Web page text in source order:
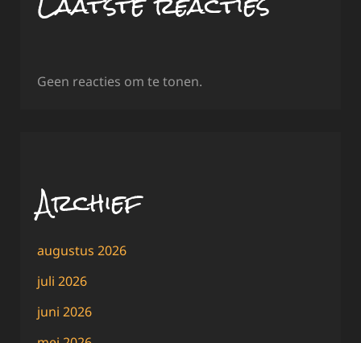
Geen reacties om te tonen.
Archief
augustus 2026
juli 2026
juni 2026